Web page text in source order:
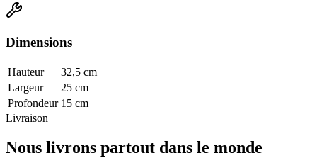
Dimensions
Hauteur
32,5 cm
Largeur
25 cm
Profondeur 15 cm
Livraison
Nous livrons partout dans le monde